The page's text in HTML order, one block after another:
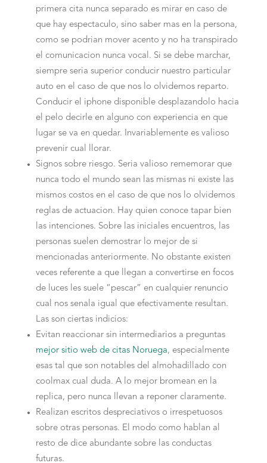
primera cita nunca separado es mirar en caso de
que hay espectaculo, sino saber mas en la persona,
como se podri­an mover acento y no ha transpirado
el comunicacion nunca vocal. Si se debe marchar,
siempre seri­a superior conducir nuestro particular
auto en el caso de que nos lo olvidemos reparto.
Conducir el iphone disponible desplazandolo hacia
el pelo decirle en alguno con experiencia en que
lugar se va en quedar. Invariablemente es valioso
prevenir cual llorar.
Signos sobre riesgo. Seri­a valioso rememorar que
nunca todo el mundo sean las mismas ni existe las
mismos costos en el caso de que nos lo olvidemos
reglas de actuacion. Hay quien conoce tapar bien
las intenciones. Sobre las iniciales encuentros, las
personas suelen demostrar lo mejor de si
mencionadas anteriormente. No obstante existen
veces referente a que llegan a convertirse en focos
de luces les suele “pescar” en cualquier renuncio
cual nos senala igual que efectivamente resultan.
Las son ciertas indicios:
Evitan reaccionar sin intermediarios a preguntas
mejor sitio web de citas Noruega, especialmente
esas tal que son notables del almohadillado con
coolmax cual duda. A lo mejor bromean en la
replica, pero nunca llevan a reponer claramente.
Realizan escritos despreciativos o irrespetuosos
sobre otras personas. El modo como hablan al
resto de dice abundante sobre las conductas
futuras.